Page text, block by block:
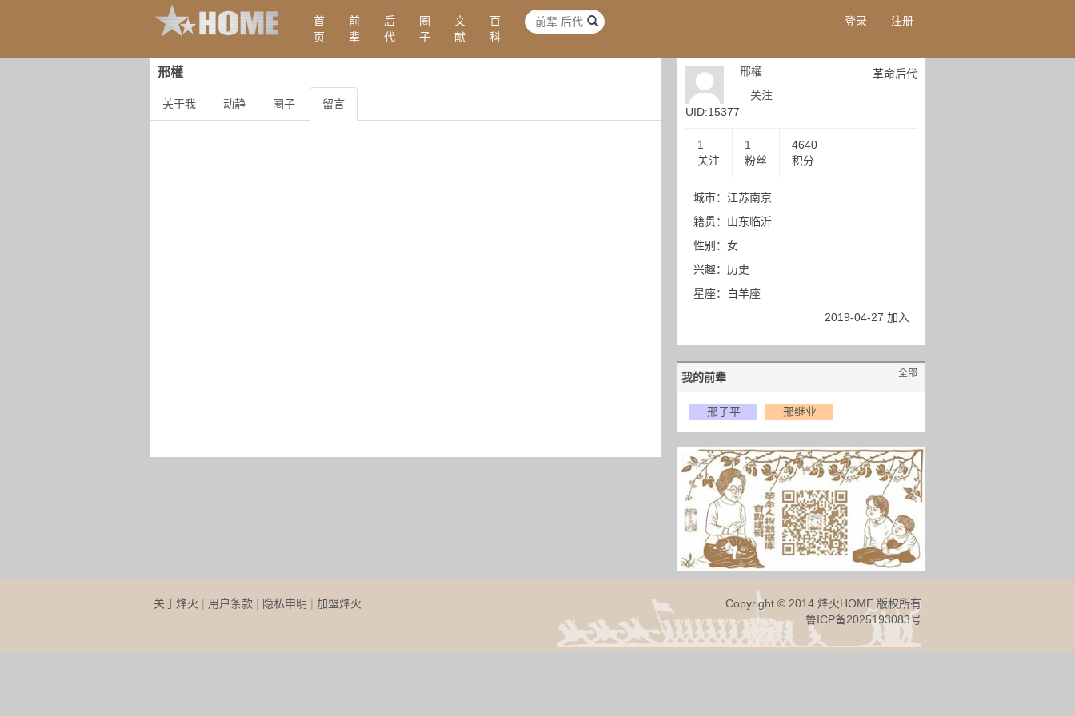
首
页
前
辈
后
代
圈
子
文
献
百
科
登录 注册
邢權
关于我 动静 圈子 留言
UID:15377
邢權
关注
革命后代
1
关注
1
粉丝
4640
积分
城市：江苏南京
籍贯：山东临沂
性别：女
兴趣：历史
星座：白羊座
2019-04-27 加入
我的前辈 全部
邢子平 邢继业
关于烽火 | 用户条款 | 隐私申明 | 加盟烽火
Copyright © 2014 烽火HOME 版权所有
鲁ICP备2025193083号